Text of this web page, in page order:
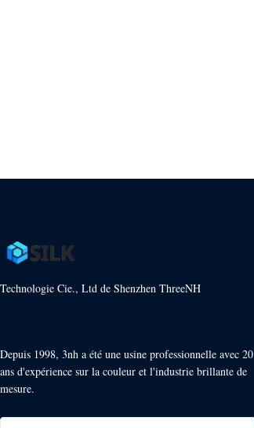
Technologie Cie., Ltd de Shenzhen ThreeNH
Depuis 1998, 3nh a été une usine professionnelle avec 20
ans d'expérience sur la couleur et l'industrie brillante de
mesure.